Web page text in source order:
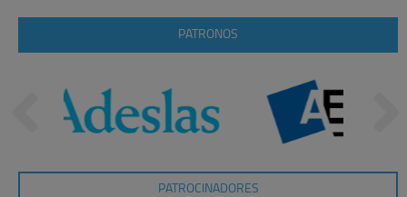
PATRONOS
PATROCINADORES